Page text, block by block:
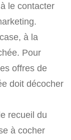
le contacter
à la
Pour
offres de
doit décocher
recueil du
à cocher